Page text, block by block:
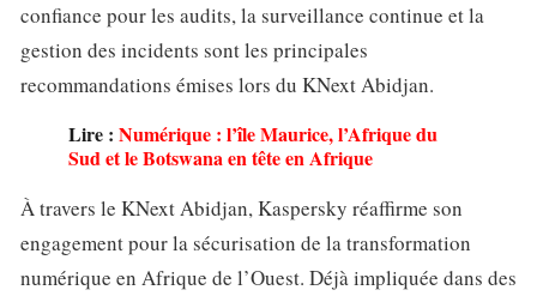
confiance pour les audits, la surveillance continue et la
gestion des incidents sont les principales
recommandations émises lors du KNext Abidjan.
Lire : Numérique : l’île Maurice, l’Afrique du
Sud et le Botswana en tête en Afrique
À travers le KNext Abidjan, Kaspersky réaffirme son
engagement pour la sécurisation de la transformation
numérique en Afrique de l’Ouest. Déjà impliquée dans des